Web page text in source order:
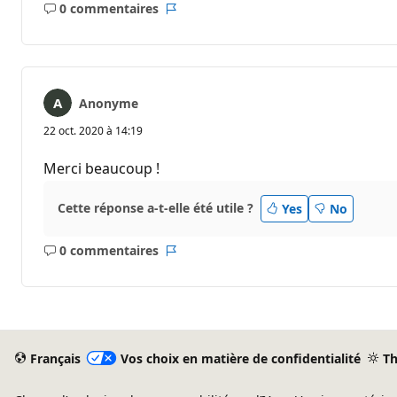
0 commentaires
Aucun
Anonyme
22 oct. 2020 à 14:19
Merci beaucoup !
Cette réponse a-t-elle été utile ? Yes No
0 commentaires
Aucun
Français Vos choix en matière de confidentialité